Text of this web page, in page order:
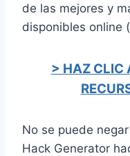
de las mejores y
disponibles online
> HAZ CLIC
No se puede
Hack Generator